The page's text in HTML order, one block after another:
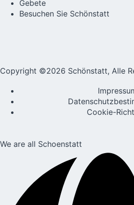
Gebete
Besuchen Sie Schönstatt
Copyright ©2026 Schönstatt, Alle
Cookie-
We are all Schoenstatt